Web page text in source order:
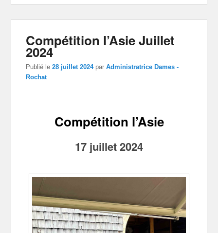
Compétition l’Asie Juillet
2024
Publié le28 juillet 2024 parAdministratrice Dames -
Rochat
Compétition l’Asie
17 juillet 2024